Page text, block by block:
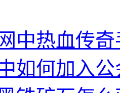
中热血传
如何加入公